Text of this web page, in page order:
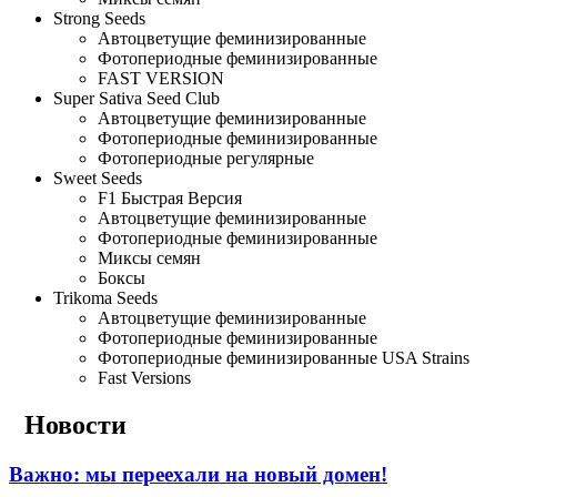
Strong Seeds
Автоцветущие феминизированные
Фотопериодные феминизированные
FAST VERSION
Super Sativa Seed Club
Автоцветущие феминизированные
Фотопериодные феминизированные
Фотопериодные регулярные
Sweet Seeds
F1 Быстрая Версия
Автоцветущие феминизированные
Фотопериодные феминизированные
Миксы семян
Боксы
Trikoma Seeds
Автоцветущие феминизированные
Фотопериодные феминизированные
Фотопериодные феминизированные USA Strains
Fast Versions
Новости
Важно: мы переехали на новый домен!